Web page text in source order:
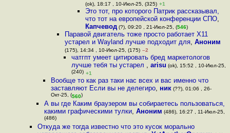
(ok), 18:17 , 10-Июл-25, (325) +1
Это тот, про которого Патрик рассказывал,
что тот на европейской конференции СПО,
Капчевод(?), 09:20 , 21-Июл-25, (546)
Паравой двигатель тоже просто работает X11
устарел и Wayland лучше подходит для, Аноним
(175), 14:34 , 10-Июл-25, (175) –2
чатгпт умеет цитировать бред маркетологов
лучше тебя ты устарел ,arisu (ok), 15:52 , 10-Июл-25,
(240) +1
Вообще то как раз таки нас всех и вас именно что
заставляют Если вы не делегиро, ник (??), 01:06 , 26-
Окт-25, (560)
А вы где Каким браузером вы собираетесь пользоваться,
какими графическими тулки, Аноним (486), 16:27 , 11-Июл-25,
(486)
Откуда же тогда известно что это кусок морально